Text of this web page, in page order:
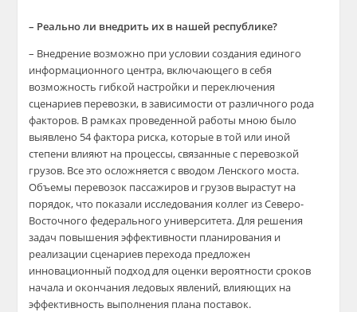
– Реально ли внедрить их в нашей республике?
– Внедрение возможно при условии создания единого
информационного центра, включающего в себя
возможность гибкой настройки и переключения
сценариев перевозки, в зависимости от различного рода
факторов. В рамках проведенной работы мною было
выявлено 54 фактора риска, которые в той или иной
степени влияют на процессы, связанные с перевозкой
грузов. Все это осложняется с вводом Ленского моста.
Объемы перевозок пассажиров и грузов вырастут на
порядок, что показали исследования коллег из Северо-
Восточного федерального университета. Для решения
задач повышения эффективности планирования и
реализации сценариев перехода предложен
инновационный подход для оценки вероятности сроков
начала и окончания ледовых явлений, влияющих на
эффективность выполнения плана поставок.